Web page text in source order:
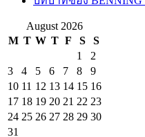
August 2026
M T W T F S
S
1
2
3
4 5 6 7 8
9
10 11 12 13 14 15 16
17 18 19 20 21 22 23
24 25 26 27 28 29 30
31